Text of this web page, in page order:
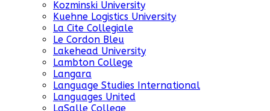
Kozminski University
Kuehne Logistics University
La Cite Collegiale
Le Cordon Bleu
Lakehead University
Lambton College
Langara
Language Studies International
Languages United
LaSalle College